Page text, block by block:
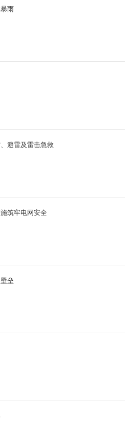
雨
避雷及雷击急救
筑牢电网安全
垒